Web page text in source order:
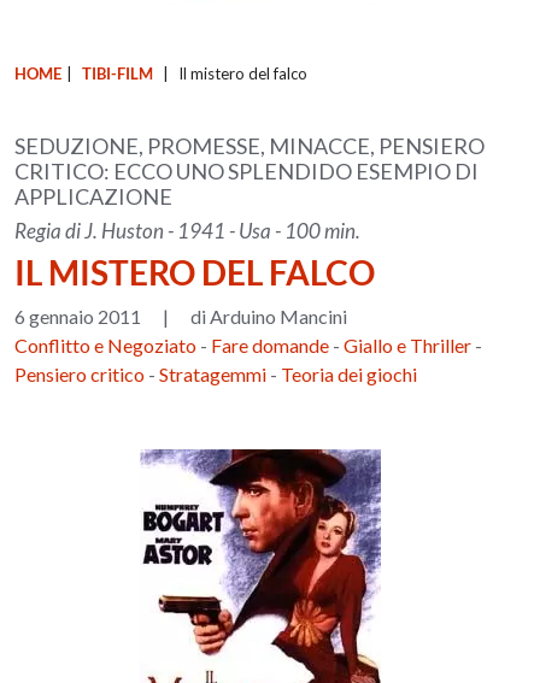
HOME TIBI-FILM Il mistero del falco
SEDUZIONE, PROMESSE, MINACCE, PENSIERO
CRITICO: ECCO UNO SPLENDIDO ESEMPIO DI
APPLICAZIONE
Regia di J. Huston - 1941 - Usa - 100 min.
IL MISTERO DEL FALCO
6 gennaio 2011 |
di Arduino Mancini
Conflitto e Negoziato - Fare domande -Giallo e Thriller -
Pensiero critico -Stratagemmi - Teoria dei giochi